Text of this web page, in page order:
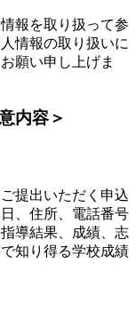
報を取り扱って参
情報の取り扱いに
願い申し上げま
内容＞
提出いただく申込
、住所、電話番号
導結果、成績、志
知り得る学校成績